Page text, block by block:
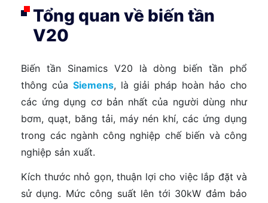
Tổng quan về biến tần
V20
Biến tần Sinamics V20 là dòng biến tần phổ
thông của Siemens, là giải pháp hoàn hảo cho
các ứng dụng cơ bản nhất của người dùng như
bơm, quạt, băng tải, máy nén khí, các ứng dụng
trong các ngành công nghiệp chế biến và công
nghiệp sản xuất.
Kích thước nhỏ gọn, thuận lợi cho việc lắp đặt và
sử dụng. Mức công suất lên tới 30kW đảm bảo